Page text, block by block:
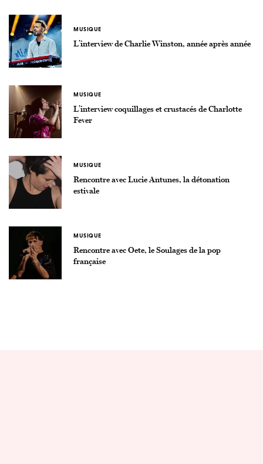
MUSIQUE
L’interview de Charlie Winston, année après année
MUSIQUE
L’interview coquillages et crustacés de Charlotte
Fever
MUSIQUE
Rencontre avec Lucie Antunes, la détonation
estivale
MUSIQUE
Rencontre avec Oete, le Soulages de la pop
française